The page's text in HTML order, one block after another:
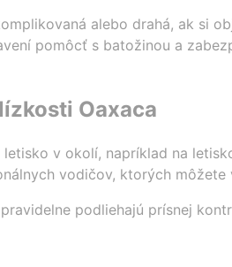
alebo drahá, ak si
pomôcť s batožinou a
Oaxaca
v okolí, napríklad na
vodičov, ktorých
podliehajú prísnej